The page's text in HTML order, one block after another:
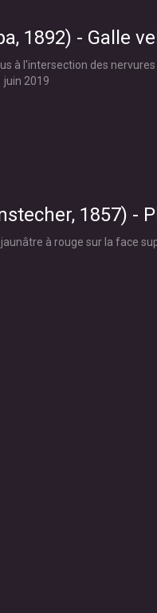
1892) - Galle
à l'intersection des
juin 2019
1857) -
à rouge sur la face